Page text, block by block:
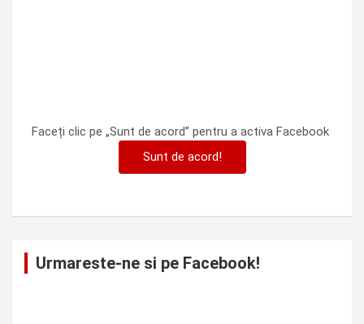
Faceți clic pe „Sunt de acord” pentru a activa Facebook
Sunt de acord!
Urmareste-ne si pe Facebook!